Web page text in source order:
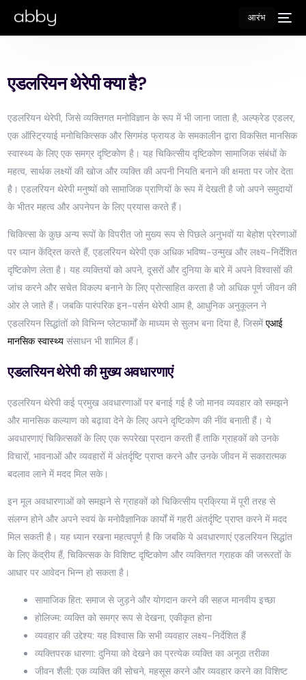
आरंभ
एडलरियन थेरेपी क्या है?
एडलरियन थेरेपी, जिसे व्यक्तिगत मनोविज्ञान के रूप में भी जाना जाता है, अल्फ्रेड एडलर,
एक ऑस्ट्रियाई मनोचिकित्सक और सिगमंड फ्रायड के समकालीन द्वारा विकसित मानसिक
स्वास्थ्य के लिए एक समग्र दृष्टिकोण है। यह चिकित्सीय दृष्टिकोण सामाजिक संबंधों के
महत्व, सार्थक लक्ष्यों की खोज और व्यक्ति की अपनी नियति बनाने की क्षमता पर जोर देता
है। एडलरियन थेरेपी मनुष्यों को सामाजिक प्राणियों के रूप में देखती है जो अपने समुदायों
के भीतर महत्व और अपनेपन के लिए प्रयास करते हैं।
चिकित्सा के कुछ अन्य रूपों के विपरीत जो मुख्य रूप से पिछले अनुभवों या बेहोश प्रेरणाओं
पर ध्यान केंद्रित करते हैं, एडलरियन थेरेपी एक अधिक भविष्य-उन्मुख और लक्ष्य-निर्देशित
दृष्टिकोण लेता है। यह व्यक्तियों को अपने, दूसरों और दुनिया के बारे में अपने विश्वासों की
जांच करने और सचेत विकल्प बनाने के लिए प्रोत्साहित करता है जो अधिक पूर्ण जीवन की
ओर ले जाते हैं। जबकि पारंपरिक इन-पर्सन थेरेपी आम है, आधुनिक अनुकूलन ने
एडलरियन सिद्धांतों को विभिन्न प्लेटफार्मों के माध्यम से सुलभ बना दिया है, जिसमेंएआई
मानसिक स्वास्थ्य संसाधन भी शामिल हैं।
एडलरियन थेरेपी की मुख्य अवधारणाएं
एडलरियन थेरेपी कई प्रमुख अवधारणाओं पर बनाई गई है जो मानव व्यवहार को समझने
और मानसिक कल्याण को बढ़ावा देने के लिए अपने दृष्टिकोण की नींव बनाती हैं। ये
अवधारणाएं चिकित्सकों के लिए एक रूपरेखा प्रदान करती हैं ताकि ग्राहकों को उनके
विचारों, भावनाओं और व्यवहारों में अंतर्दृष्टि प्राप्त करने और उनके जीवन में सकारात्मक
बदलाव लाने में मदद मिल सके।
इन मूल अवधारणाओं को समझने से ग्राहकों को चिकित्सीय प्रक्रिया में पूरी तरह से
संलग्न होने और अपने स्वयं के मनोवैज्ञानिक कार्यों में गहरी अंतर्दृष्टि प्राप्त करने में मदद
मिल सकती है। यह ध्यान रखना महत्वपूर्ण है कि जबकि ये अवधारणाएं एडलरियन सिद्धांत
के लिए केंद्रीय हैं, चिकित्सक के विशिष्ट दृष्टिकोण और व्यक्तिगत ग्राहक की जरूरतों के
आधार पर आवेदन भिन्न हो सकता है।
सामाजिक हित: समाज से जुड़ने और योगदान करने की सहज मानवीय इच्छा
होलिज्म: व्यक्ति को समग्र रूप से देखना, एकीकृत होना
व्यवहार की उद्देश्य: यह विश्वास कि सभी व्यवहार लक्ष्य-निर्देशित हैं
व्यक्तिपरक धारणा: दुनिया को देखने का प्रत्येक व्यक्ति का अनूठा तरीका
जीवन शैली: एक व्यक्ति की सोचने, महसूस करने और व्यवहार करने का विशिष्ट